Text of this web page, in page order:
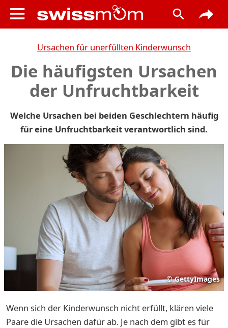
Ursachen für unerfüllten Kinderwunsch
Die häufigsten Ursachen
der Unfruchtbarkeit
Welche Ursachen bei beiden Geschlechtern häufig
für eine Unfruchtbarkeit verantwortlich sind.
© GettyImages
Wenn sich der Kinderwunsch nicht erfüllt, klären viele
Paare die Ursachen dafür ab. Je nach dem gibt es für